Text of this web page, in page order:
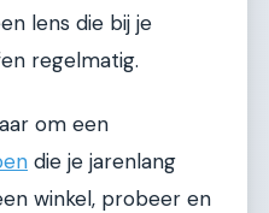
lens die bij je
regelmatig.
om een
die je jarenlang
winkel, probeer en